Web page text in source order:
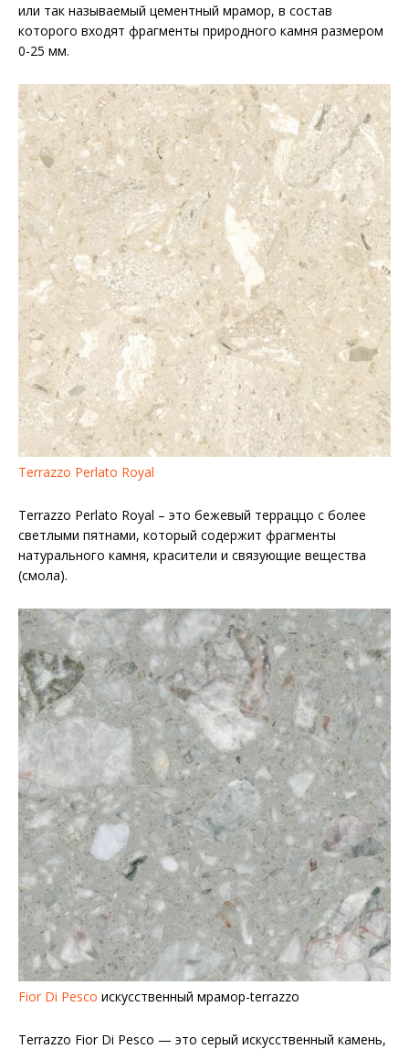
или так называемый цементный мрамор, в состав
которого входят фрагменты природного камня размером
0-25 мм.
Terrazzo Perlato Royal
Terrazzo Perlato Royal – это бежевый терраццо с более
светлыми пятнами, который содержит фрагменты
натурального камня, красители и связующие вещества
(смола).
Fior Di Pesco искусственный мрамор-terrazzo
Terrazzo Fior Di Pesco — это серый искусственный камень,